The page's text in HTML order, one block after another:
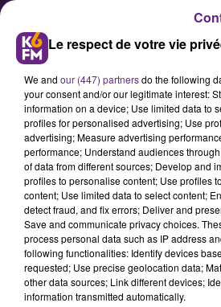
La ville de Dijon a
plateforme «
La mairie de Dijon a
mis en ligne cette
nouvelle plateforme
dédiée à la
Le respect de votre vie
We and our (447) partnersdo the following
your consent and/or our legitimate interest:
information on a device; Use limited data to
profiles for personalised advertising; Use
advertising; Measure advertising
performance; Understand audiences
of data from different sources; Develop and
profiles to personalise content; Use profiles
content; Use limited data to select content;
detect fraud, and fix errors; Deliver and
Save and communicate privacy choices.
process personal data such as IP address
following functionalities: Identify devices
requested; Use precise geolocation data;
other data sources; Link different devices;
information transmitted automatically.